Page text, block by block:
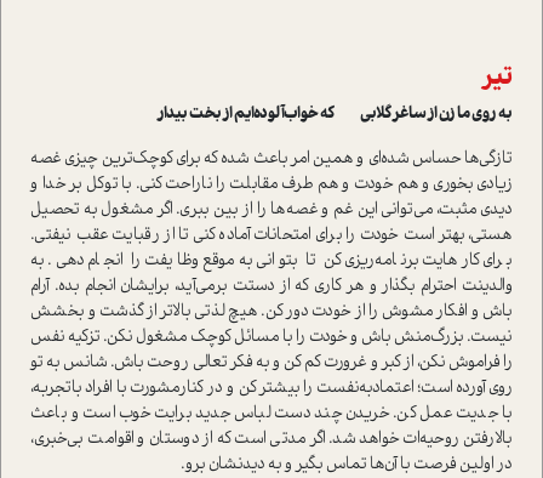
تیر
به روی ما زن از ساغر گلابی که خواب‌آلوده‌ایم از بخت بیدار
تازگی‌ها حساس شده‌ای و همین امر باعث شده که برای کوچک‌ترین چیزی غصه
زیادی بخوری و هم خودت و هم طرف مقابلت را ناراحت کنی. با توکل بر خدا و
دیدی مثبت، می‌توانی این غم و غصه‌ها را از بین ببری. اگر مشغول به تحصیل
هستی، بهتر است خودت را برای امتحانات آماده کنی تا از رقبایت عقب نیفتی.
برای کارهایت برنامه‌ریزی کن تا بتوانی به‌موقع وظایفت را انجام دهی. به
والدینت احترام بگذار و هر کاری که از دستت برمی‌آید، برایشان انجام بده. آرام
باش و افکار مشوش را از خودت دور کن. هیچ لذتی بالاتر از گذشت و بخشش
نیست. بزرگ‌منش باش و خودت را با مسائل کوچک مشغول نکن. تزکیه نفس
را فراموش نکن، از کبر و غرورت کم کن و به فکر تعالی روحت باش. شانس به تو
روی آورده است؛ اعتماد‌به‌نفست را بیشتر کن و در کنارمشورت با افراد باتجربه،
با جدیت عمل کن. خریدن چند دست لباس جدید برایت خوب است و باعث
بالارفتن روحیه‌ات خواهد شد. اگر مدتی است که از دوستان و اقوامت بی‌خبری،
در اولین فرصت با آن‌ها تماس بگیر و به دیدنشان برو.